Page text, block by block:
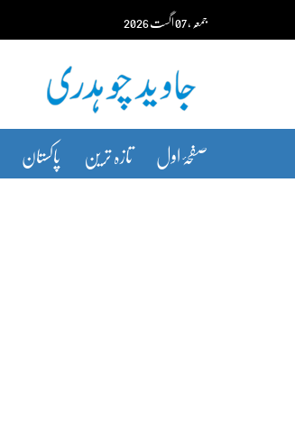
content جمعہ‬‮،07اگست‬‮2026
صفحۂ اول تازہ ترین پاکستان